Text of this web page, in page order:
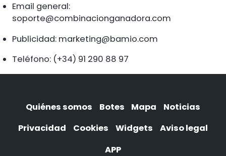
Email general:
soporte@combinacionganadora.com
Publicidad: marketing@bamio.com
Teléfono: (+34) 91 290 88 97
Quiénes somos Botes Mapa
Noticias
Privacidad
Cookies Widgets
Aviso legal
APP